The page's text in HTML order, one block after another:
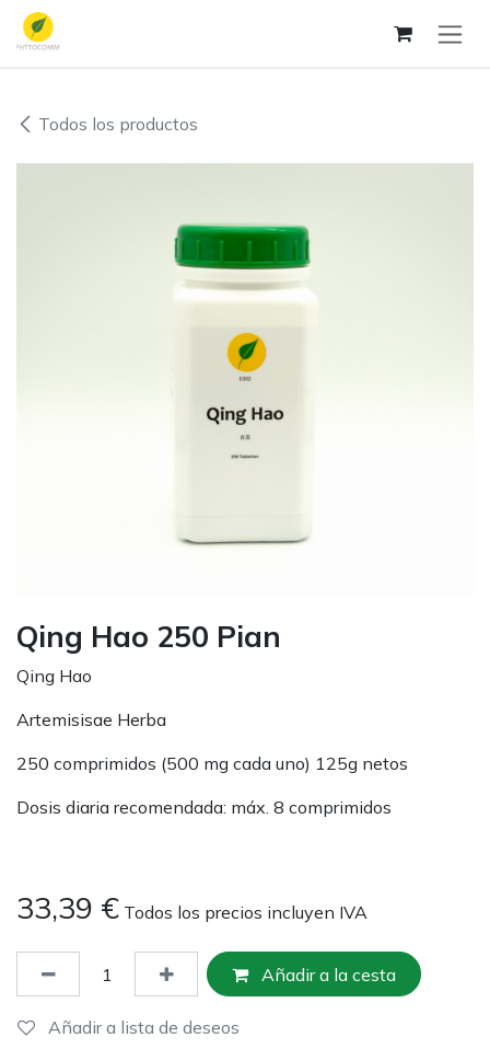
Ir al contenido
Todos los productos
Qing Hao 250 Pian
Qing Hao
Artemisisae Herba
250 comprimidos (500 mg cada uno) 125g netos
Dosis diaria recomendada: máx. 8 comprimidos
33,39 € Todos los precios incluyen IVA
Añadir a la cesta
Añadir a lista de deseos